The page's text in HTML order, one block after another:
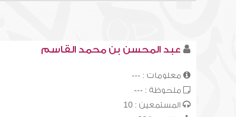
عبد المحسن بن محمد القاسم
معلومات : ---
ملحوظة : ---
المستمعين : 10